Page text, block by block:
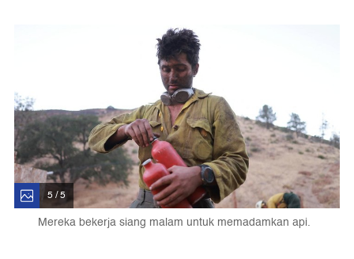
5 / 5
Mereka bekerja siang malam untuk memadamkan api.